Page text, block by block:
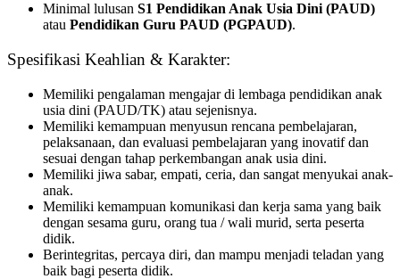
Minimal lulusan S1 Pendidikan Anak Usia Dini (PAUD)
atau Pendidikan Guru PAUD (PGPAUD).
Spesifikasi Keahlian & Karakter:
Memiliki pengalaman mengajar di lembaga pendidikan anak
usia dini (PAUD/TK) atau sejenisnya.
Memiliki kemampuan menyusun rencana pembelajaran,
pelaksanaan, dan evaluasi pembelajaran yang inovatif dan
sesuai dengan tahap perkembangan anak usia dini.
Memiliki jiwa sabar, empati, ceria, dan sangat menyukai anak-
anak.
Memiliki kemampuan komunikasi dan kerja sama yang baik
dengan sesama guru, orang tua / wali murid, serta peserta
didik.
Berintegritas, percaya diri, dan mampu menjadi teladan yang
baik bagi peserta didik.